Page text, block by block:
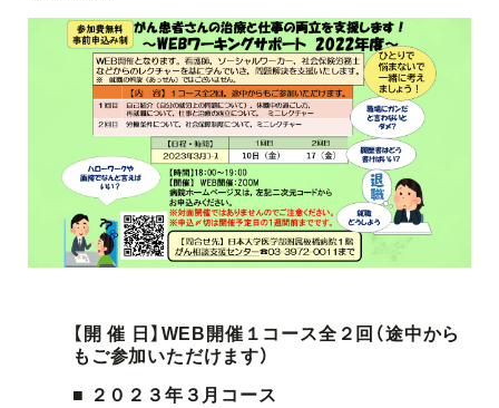
【開 催 日】WEB開催１コース全２回（途中から
もご参加いただけます）
■ ２０２３年３月コース